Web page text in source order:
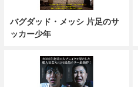
バグダッド・メッシ 片足のサ
ッカー少年